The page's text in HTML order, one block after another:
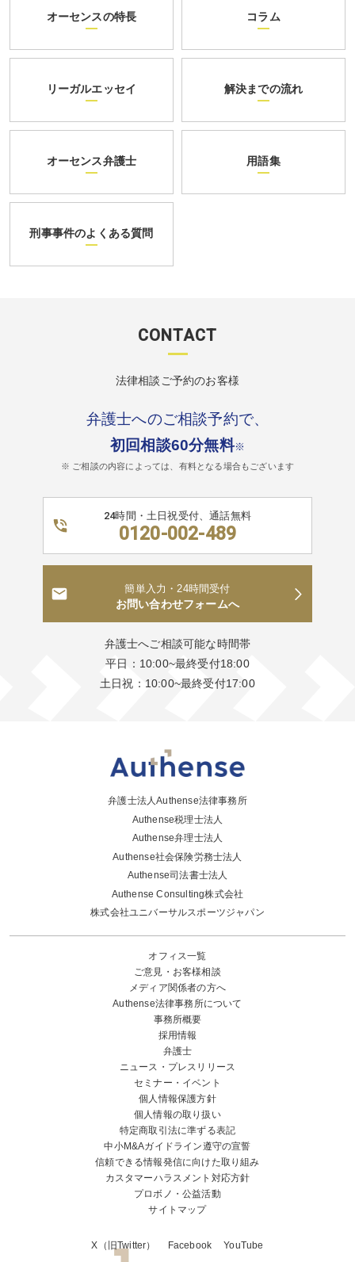
オーセンスの特長 コラム
リーガルエッセイ 解決までの流れ
オーセンス弁護士 用語集
刑事事件のよくある質問
CONTACT
法律相談ご予約のお客様
弁護士へのご相談予約で、
初回相談60分無料※
※ ご相談の内容によっては、有料となる場合もございます
24時間・土日祝受付、通話無料
0120-002-489
簡単入力・24時間受付
お問い合わせフォームへ
弁護士へご相談可能な時間帯
平日：10:00~最終受付18:00
土日祝：10:00~最終受付17:00
弁護士法人Authense法律事務所
Authense税理士法人
Authense弁理士法人
Authense社会保険労務士法人
Authense司法書士法人
Authense Consulting株式会社
株式会社ユニバーサルスポーツジャパン
オフィス一覧
ご意見・お客様相談
メディア関係者の方へ
Authense法律事務所について
事務所概要
採用情報
弁護士
ニュース・プレスリリース
セミナー・イベント
個人情報保護方針
個人情報の取り扱い
特定商取引法に準ずる表記
中小M&Aガイドライン遵守の宣誓
信頼できる情報発信に向けた取り組み
カスタマーハラスメント対応方針
プロボノ・公益活動
サイトマップ
X（旧Twitter） Facebook YouTube